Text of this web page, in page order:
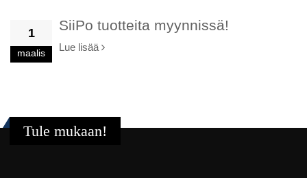
1
maalis
SiiPo tuotteita myynnissä!
Lue lisää
Tule mukaan!